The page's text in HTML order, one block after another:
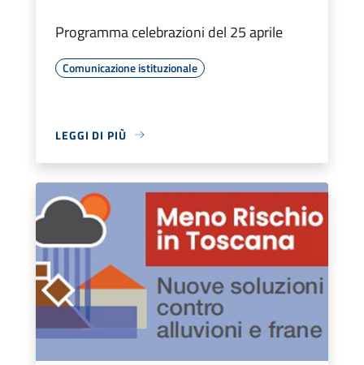
Programma celebrazioni del 25 aprile
Comunicazione istituzionale
LEGGI DI PIÙ